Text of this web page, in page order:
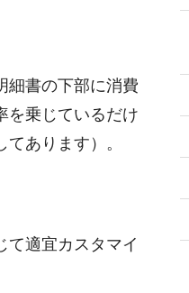
細書の下部に消費
を乗じているだけ
あります）。
て適宜カスタマイ